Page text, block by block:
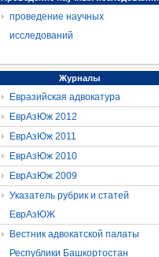
проведение научных
исследований
Журналы
Евразийская адвокатура
ЕврАзЮж 2012
ЕврАзЮж 2011
ЕврАзЮж 2010
ЕврАзЮж 2009
Указатель рубрик и статей
ЕврАзЮЖ
Вестник адвокатской палаты
Республики Башкортостан